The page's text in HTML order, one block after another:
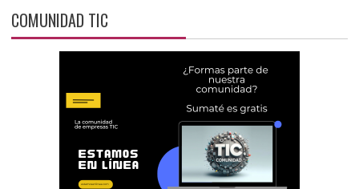
COMUNIDAD TIC